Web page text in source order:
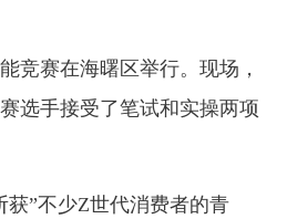
赛在海曙区举行。现场，
选手接受了笔试和实操两项
”不少Z世代消费者的青